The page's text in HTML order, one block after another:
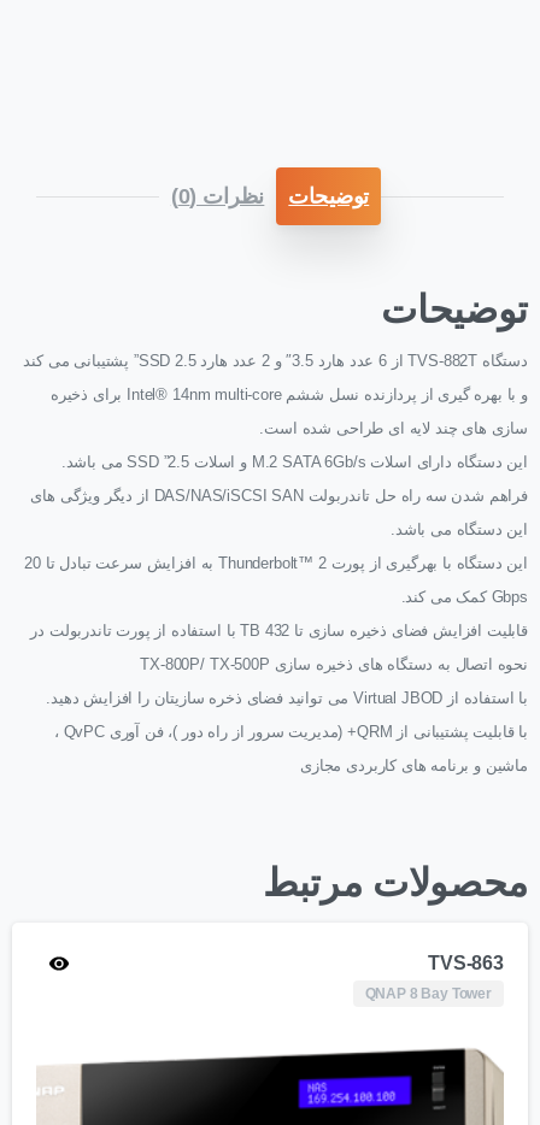
توضیحات نظرات (0)
توضیحات
دستگاه TVS-882T از 6 عدد هارد 3.5″ و 2 عدد هارد SSD 2.5” پشتیبانی می کند
و با بهره گیری از پردازنده نسل ششم Intel® 14nm multi-core برای ذخیره
سازی های چند لایه ای طراحی شده است.
این دستگاه دارای اسلات M.2 SATA 6Gb/s و اسلات 2.5” SSD می باشد.
فراهم شدن سه راه حل تاندربولت DAS/NAS/iSCSI SAN از دیگر ویژگی های
این دستگاه می باشد.
این دستگاه با بهرگیری از پورت Thunderbolt™ 2 به افزایش سرعت تبادل تا 20
Gbps کمک می کند.
قابلیت افزایش فضای ذخیره سازی تا 432 TB با استفاده از پورت تاندربولت در
نحوه اتصال به دستگاه های ذخیره سازی TX-800P/ TX-500P
با استفاده از Virtual JBOD می توانید فضای ذخره سازیتان را افزایش دهید.
با قابلیت پشتیبانی از QRM+ (مدیریت سرور از راه دور )، فن آوری QvPC ،
ماشین و برنامه های کاربردی مجازی
محصولات مرتبط
TVS-863
QNAP 8 Bay Tower